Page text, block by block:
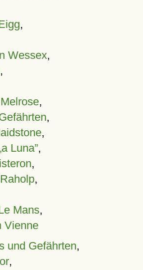
,
Wessex,
,
,
,
,
Luna”,
,
,
Mans,
Vienne
und Gefährten,
,